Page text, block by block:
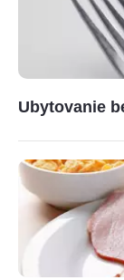
Ubytovanie